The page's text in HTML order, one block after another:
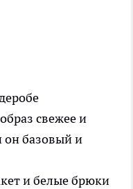
свежее и
он базовый и
и белые брюки